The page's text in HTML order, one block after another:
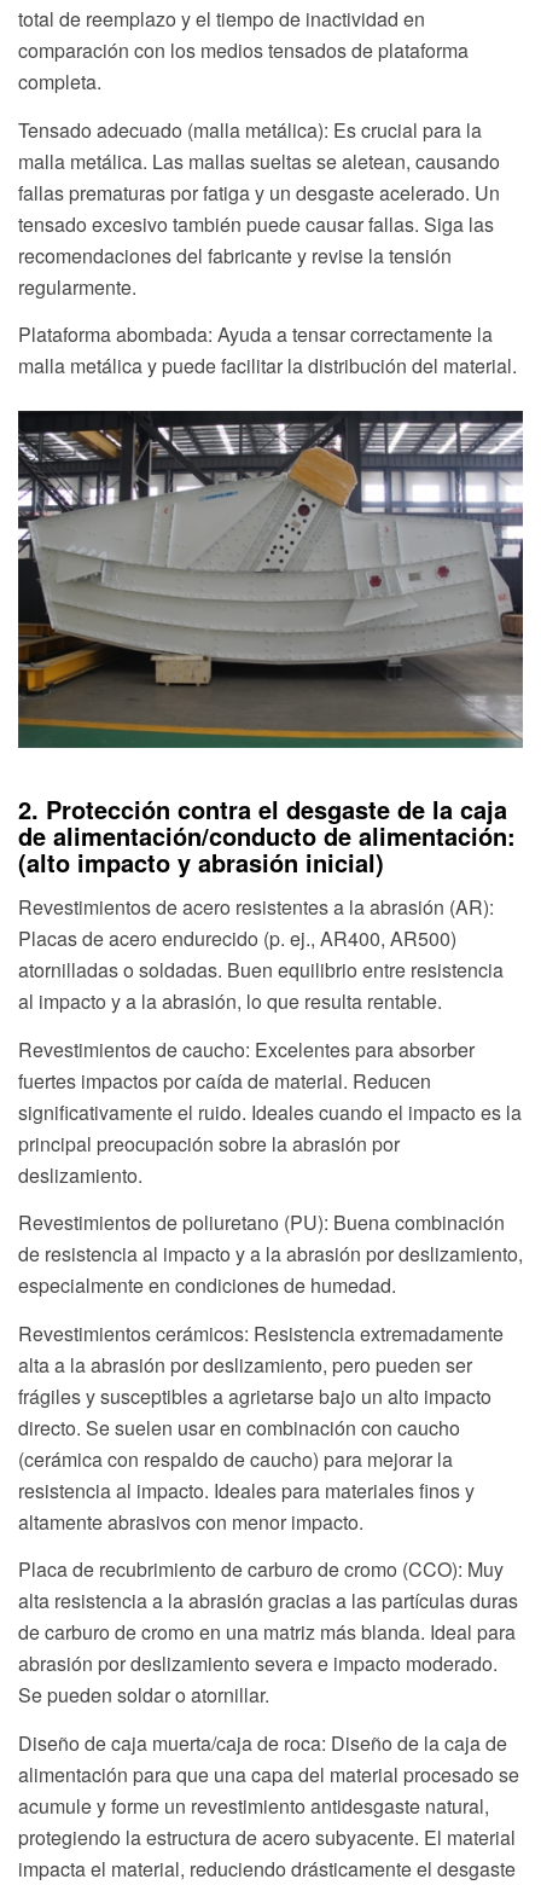
total de reemplazo y el tiempo de inactividad en
comparación con los medios tensados ​​de plataforma
completa.
Tensado adecuado (malla metálica): Es crucial para la
malla metálica. Las mallas sueltas se aletean, causando
fallas prematuras por fatiga y un desgaste acelerado. Un
tensado excesivo también puede causar fallas. Siga las
recomendaciones del fabricante y revise la tensión
regularmente.
Plataforma abombada: Ayuda a tensar correctamente la
malla metálica y puede facilitar la distribución del material.
2. Protección contra el desgaste de la caja
de alimentación/conducto de alimentación:
(alto impacto y abrasión inicial)
Revestimientos de acero resistentes a la abrasión (AR):
Placas de acero endurecido (p. ej., AR400, AR500)
atornilladas o soldadas. Buen equilibrio entre resistencia
al impacto y a la abrasión, lo que resulta rentable.
Revestimientos de caucho: Excelentes para absorber
fuertes impactos por caída de material. Reducen
significativamente el ruido. Ideales cuando el impacto es la
principal preocupación sobre la abrasión por
deslizamiento.
Revestimientos de poliuretano (PU): Buena combinación
de resistencia al impacto y a la abrasión por deslizamiento,
especialmente en condiciones de humedad.
Revestimientos cerámicos: Resistencia extremadamente
alta a la abrasión por deslizamiento, pero pueden ser
frágiles y susceptibles a agrietarse bajo un alto impacto
directo. Se suelen usar en combinación con caucho
(cerámica con respaldo de caucho) para mejorar la
resistencia al impacto. Ideales para materiales finos y
altamente abrasivos con menor impacto.
Placa de recubrimiento de carburo de cromo (CCO): Muy
alta resistencia a la abrasión gracias a las partículas duras
de carburo de cromo en una matriz más blanda. Ideal para
abrasión por deslizamiento severa e impacto moderado.
Se pueden soldar o atornillar.
Diseño de caja muerta/caja de roca: Diseño de la caja de
alimentación para que una capa del material procesado se
acumule y forme un revestimiento antidesgaste natural,
protegiendo la estructura de acero subyacente. El material
impacta el material, reduciendo drásticamente el desgaste